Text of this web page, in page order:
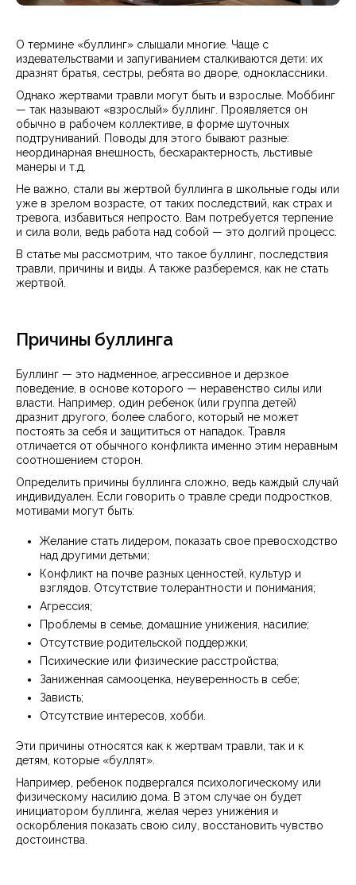
О термине «буллинг» слышали многие. Чаще с
издевательствами и запугиванием сталкиваются дети: их
дразнят братья, сестры, ребята во дворе, одноклассники.
Однако жертвами травли могут быть и взрослые. Моббинг
— так называют «взрослый» буллинг. Проявляется он
обычно в рабочем коллективе, в форме шуточных
подтруниваний. Поводы для этого бывают разные:
неординарная внешность, бесхарактерность, льстивые
манеры и т.д.
Не важно, стали вы жертвой буллинга в школьные годы или
уже в зрелом возрасте, от таких последствий, как страх и
тревога, избавиться непросто. Вам потребуется терпение
и сила воли, ведь работа над собой — это долгий процесс.
В статье мы рассмотрим, что такое буллинг, последствия
травли, причины и виды. А также разберемся, как не стать
жертвой.
Причины буллинга
Буллинг — это надменное, агрессивное и дерзкое
поведение, в основе которого — неравенство силы или
власти. Например, один ребенок (или группа детей)
дразнит другого, более слабого, который не может
постоять за себя и защититься от нападок. Травля
отличается от обычного конфликта именно этим неравным
соотношением сторон.
Определить причины буллинга сложно, ведь каждый случай
индивидуален. Если говорить о травле среди подростков,
мотивами могут быть:
Желание стать лидером, показать свое превосходство
над другими детьми;
Конфликт на почве разных ценностей, культур и
взглядов. Отсутствие толерантности и понимания;
Агрессия;
Проблемы в семье, домашние унижения, насилие;
Отсутствие родительской поддержки;
Психические или физические расстройства;
Заниженная самооценка, неуверенность в себе;
Зависть;
Отсутствие интересов, хобби.
Эти причины относятся как к жертвам травли, так и к
детям, которые «буллят».
Например, ребенок подвергался психологическому или
физическому насилию дома. В этом случае он будет
инициатором буллинга, желая через унижения и
оскорбления показать свою силу, восстановить чувство
достоинства.